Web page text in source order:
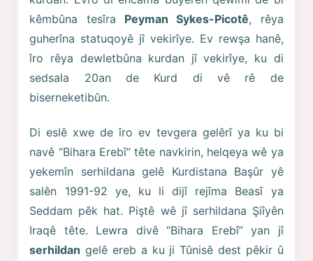
kêmbûna tesîra Peyman Sykes-Picotê, rêya
guherîna statuqoyê jî vekirîye. Ev rewşa hanê,
îro rêya dewletbûna kurdan jî vekirîye, ku di
sedsala 20an de Kurd di vê rê de
biserneketibûn.
Di eslê xwe de îro ev tevgera gelêrî ya ku bi
navê “Bihara Erebî” tête navkirin, helqeya wê ya
yekemîn serhildana gelê Kurdistana Başûr yê
salên 1991-92 ye, ku li dijî rejîma Beasî ya
Seddam pêk hat. Piştê wê jî serhildana Şiîyên
Iraqê tête. Lewra divê “Bihara Erebî” yan jî
serhildan gelê ereb a ku ji Tûnisê dest pêkir û